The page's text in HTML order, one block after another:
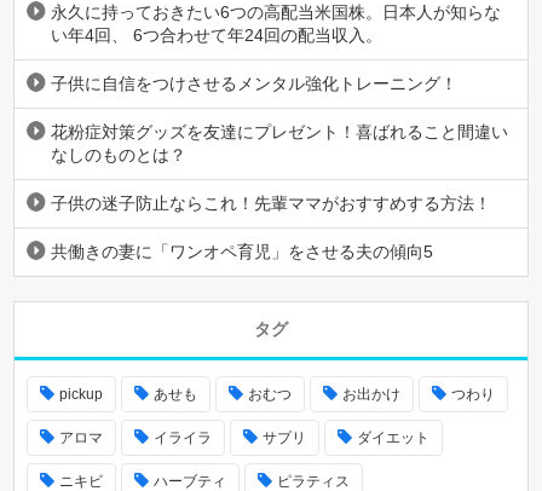
永久に持っておきたい6つの高配当米国株。日本人が知らな
い年4回、 6つ合わせて年24回の配当収入。
子供に自信をつけさせるメンタル強化トレーニング！
花粉症対策グッズを友達にプレゼント！喜ばれること間違い
なしのものとは？
子供の迷子防止ならこれ！先輩ママがおすすめする方法！
共働きの妻に「ワンオペ育児」をさせる夫の傾向5
タグ
pickup あせも おむつ お出かけ つわり
アロマ イライラ サプリ ダイエット
ニキビ ハーブティ ピラティス